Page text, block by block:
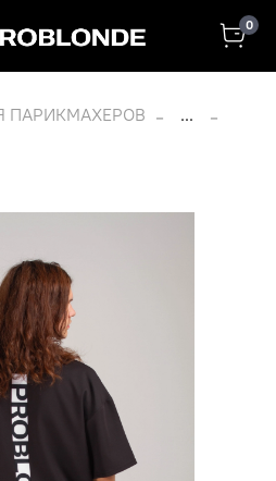
0
ПАРИКМАХЕРОВ
...